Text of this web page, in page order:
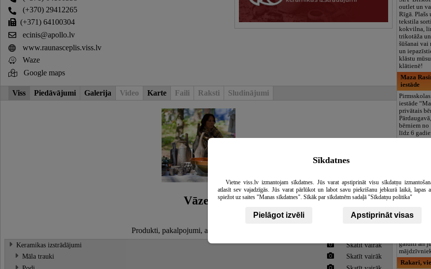
(+370) 29412265
(+371) 64100304
ecinis@apollo.lv
www.raunasceplis.viss.lv
Waze
Google maps
Viss Piedāvājumi Galerija Video Karte Faili Raksti Sludinājumi
Vāzes
Produkti, pakalpojumi, atslēgvārdi, nozares
Keramikas izstrādājumi
Skatīt vairāk
Māla trauki
Skatīt vairāk
outlet un
Rīgā.
tekstila
kokvilna,
trikotāža
šūšanai vai
un
klāstu
klātienē!
Maza
iestāde
iestāde
privātais
bērniem no
līdz 6
logopēds,
teritorija
Zelta
Ļaujieties
atpūtai
sirdī, tieši
dārzam.
uz
skatu uz
Viesu
virtuve,
un
gaidīti arī
Rakari,
Sīkdatnes
Vietne viss.lv izmantojam sīkdatnes. Jūs varat apstiprināt visu sīkdatņu
atlasīt sev vajadzīgās. Jūs varat pārlūkot un labot savu piekrišanu jebkurā laikā, lapas
spiežot uz saites "Manas sīkdatnes". Sīkāk par sīkdatnēm sadaļā "Sīkdatņu politika"
Pielāgot izvēli Apstiprināt visas